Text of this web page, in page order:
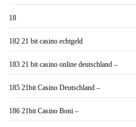
18
182 21 bit casino echtgeld
183 21 bit casino online deutschland –
185 21bit Casino Deutschland –
186 21bit Casino Boni –